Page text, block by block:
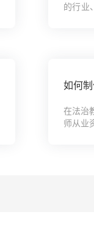
的行业
在法治
师从业